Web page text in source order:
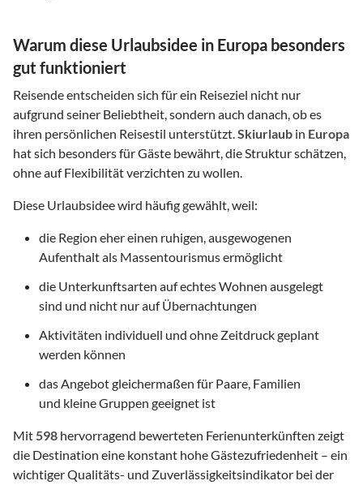
Warum diese Urlaubsidee in Europa besonders
gut funktioniert
Reisende entscheiden sich für ein Reiseziel nicht nur
aufgrund seiner Beliebtheit, sondern auch danach, ob es
ihren persönlichen Reisestil unterstützt.Skiurlaub in Europa
hat sich besonders für Gäste bewährt, die Struktur schätzen,
ohne auf Flexibilität verzichten zu wollen.
Diese Urlaubsidee wird häufig gewählt, weil:
die Region eher einen ruhigen, ausgewogenen
Aufenthalt als Massentourismus ermöglicht
die Unterkunftsarten auf echtes Wohnen ausgelegt
sind und nicht nur auf Übernachtungen
Aktivitäten individuell und ohne Zeitdruck geplant
werden können
das Angebot gleichermaßen für Paare, Familien
und kleine Gruppen geeignet ist
Mit598 hervorragend bewerteten Ferienunterkünften zeigt
die Destination eine konstant hohe Gästezufriedenheit – ein
wichtiger Qualitäts- und Zuverlässigkeitsindikator bei der